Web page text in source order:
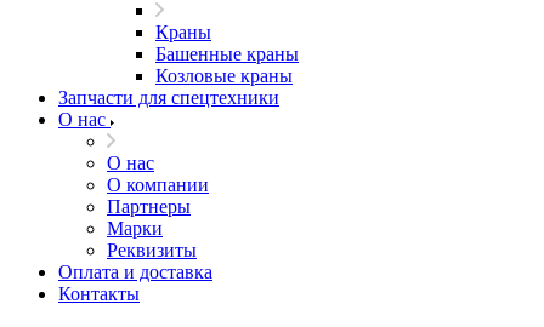
Краны
Башенные краны
Козловые краны
Запчасти для спецтехники
О нас
О нас
О компании
Партнеры
Марки
Реквизиты
Оплата и доставка
Контакты